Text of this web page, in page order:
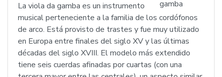
La viola da gamba es un instrumento
musical perteneciente a la familia de los cordófonos
de arco. Está provisto de trastes y fue muy utilizado
en Europa entre finales del siglo XV y las últimas
décadas del siglo XVIII. El modelo más extendido
tiene seis cuerdas afinadas por cuartas (con una